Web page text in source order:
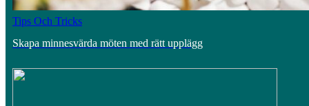
Tips Och Tricks
Skapa minnesvärda möten med rätt upplägg